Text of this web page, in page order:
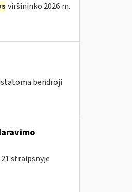
viršininko 2026 m.
bendroji
straipsnyje